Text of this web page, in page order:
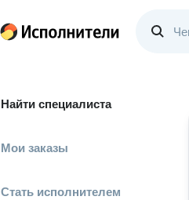
Найти специалиста
Мои заказы
Стать исполнителем